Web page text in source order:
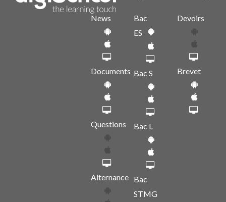
News
Documents
Questions
Alternance
Bac
ES
Bac S
Bac L
Bac
STMG
Devoirs
Brevet